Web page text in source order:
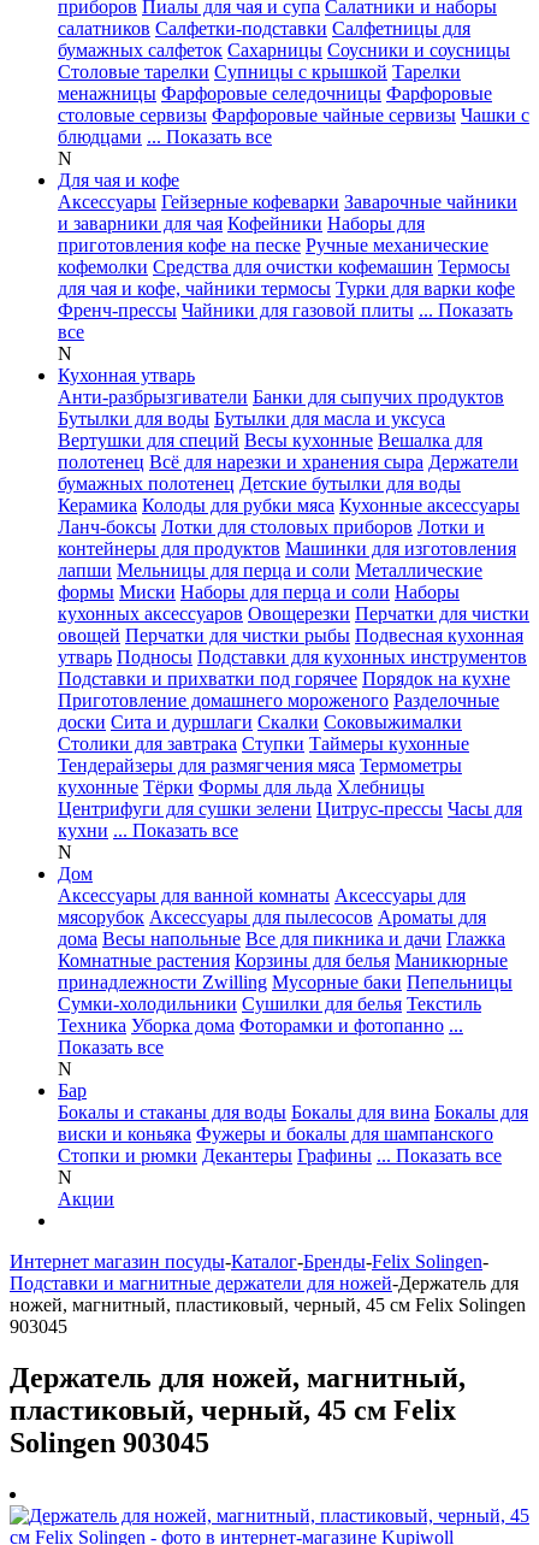
приборов Пиалы для чая и супа Салатники и наборы
салатников Салфетки-подставки Салфетницы для
бумажных салфеток Сахарницы Соусники и соусницы
Столовые тарелки Супницы с крышкой Тарелки
менажницы Фарфоровые селедочницы Фарфоровые
столовые сервизы Фарфоровые чайные сервизы Чашки с
блюдцами ... Показать все
N
Для чая и кофе
Аксессуары Гейзерные кофеварки Заварочные чайники
и заварники для чая Кофейники Наборы для
приготовления кофе на песке Ручные механические
кофемолки Средства для очистки кофемашин Термосы
для чая и кофе, чайники термосы Турки для варки кофе
Френч-прессы Чайники для газовой плиты ... Показать
все
N
Кухонная утварь
Анти-разбрызгиватели Банки для сыпучих продуктов
Бутылки для воды Бутылки для масла и уксуса
Вертушки для специй Весы кухонные Вешалка для
полотенец Всё для нарезки и хранения сыра Держатели
бумажных полотенец Детские бутылки для воды
Керамика Колоды для рубки мяса Кухонные аксессуары
Ланч-боксы Лотки для столовых приборов Лотки и
контейнеры для продуктов Машинки для изготовления
лапши Мельницы для перца и соли Металлические
формы Миски Наборы для перца и соли Наборы
кухонных аксессуаров Овощерезки Перчатки для чистки
овощей Перчатки для чистки рыбы Подвесная кухонная
утварь Подносы Подставки для кухонных инструментов
Подставки и прихватки под горячее Порядок на кухне
Приготовление домашнего мороженого Разделочные
доски Сита и дуршлаги Скалки Соковыжималки
Столики для завтрака Ступки Таймеры кухонные
Тендерайзеры для размягчения мяса Термометры
кухонные Тёрки Формы для льда Хлебницы
Центрифуги для сушки зелени Цитрус-прессы Часы для
кухни ... Показать все
N
Дом
Аксессуары для ванной комнаты Аксессуары для
мясорубок Аксессуары для пылесосов Ароматы для
дома Весы напольные Все для пикника и дачи Глажка
Комнатные растения Корзины для белья Маникюрные
принадлежности Zwilling Мусорные баки Пепельницы
Сумки-холодильники Сушилки для белья Текстиль
Техника Уборка дома Фоторамки и фотопанно ...
Показать все
N
Бар
Бокалы и стаканы для воды Бокалы для вина Бокалы для
виски и коньяка Фужеры и бокалы для шампанского
Стопки и рюмки Декантеры Графины ... Показать все
N
Акции
Интернет магазин посуды-Каталог-Бренды-Felix Solingen-
Подставки и магнитные держатели для ножей-Держатель для
ножей, магнитный, пластиковый, черный, 45 см Felix Solingen
903045
Держатель для ножей, магнитный,
пластиковый, черный, 45 см Felix
Solingen 903045